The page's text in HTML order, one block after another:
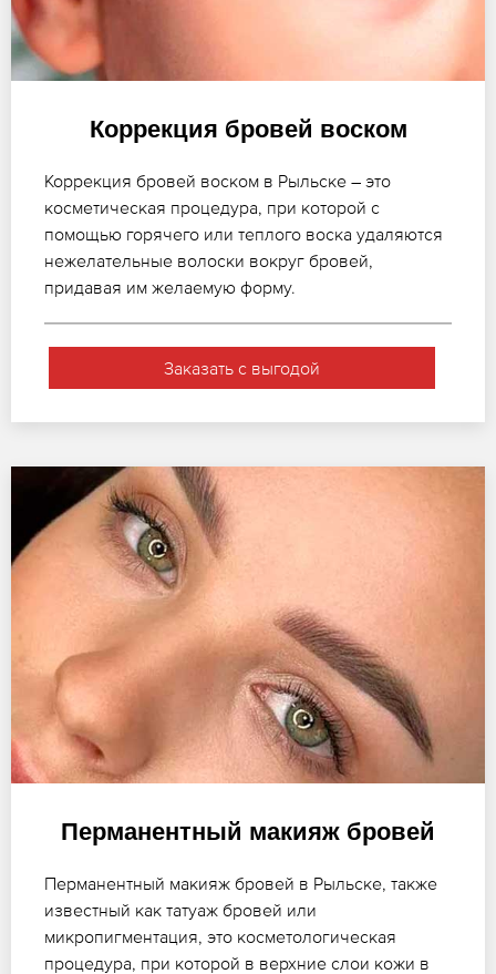
Коррекция бровей воском
Коррекция бровей воском в Рыльске – это
косметическая процедура, при которой с
помощью горячего или теплого воска удаляются
нежелательные волоски вокруг бровей,
придавая им желаемую форму.
Заказать с выгодой
Перманентный макияж бровей
Перманентный макияж бровей в Рыльске, также
известный как татуаж бровей или
микропигментация, это косметологическая
процедура, при которой в верхние слои кожи в